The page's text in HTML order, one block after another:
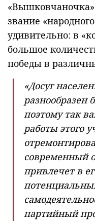
звание
удивительно: в
большое
победы в
«Досуг
разнообразен
поэтому так
работы этого
современный
привлечет в
партийный